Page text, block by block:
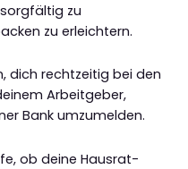
zu
zu erleichtern.
dich rechtzeitig bei den
Arbeitgeber,
Bank umzumelden.
ob deine Hausrat-